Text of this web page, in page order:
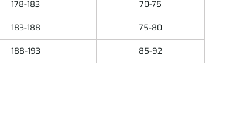
178-183 70-75
183-188 75-80
188-193 85-92